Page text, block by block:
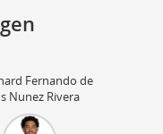
Fernando de
Nunez Rivera